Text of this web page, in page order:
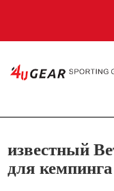
Контакты
известный
для кемпинга